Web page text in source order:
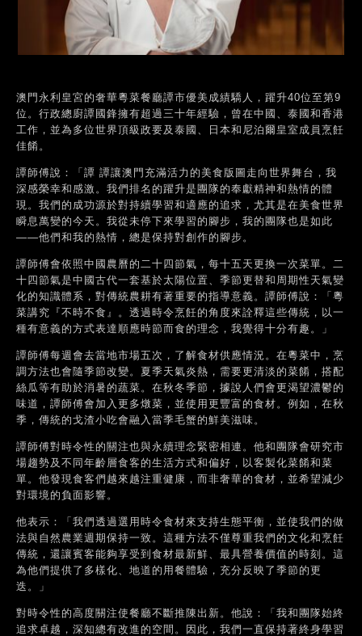
澳門永利皇宮的奢華粵菜餐廳譚市優美成績驕人，躍升40位至第9
位。行政總廚譚國鋒擁有超過三十年經驗，曾在中國、泰國和香港
工作，並為多位世界頂級政要及泰國、日本和尼泊爾皇室成員烹飪
佳餚。
譚師傅說：「譚 譚讓澳門充滿活力的美食版圖走向世界舞台，我
深感榮幸和感激。我們排名的躍升是團隊的奉獻精神和熱情的體
現。我們的成功源於對持續學習和適應的追求，尤其是在美食世界
瞬息萬變的今天。我從未停下來學習的腳步，我的團隊也是如此
——他們和我的熱情，總是保持對創作的腳步。
譚師傅會依照中國農曆的二十四節氣，每十五天更換一次菜單。二
十四節氣是中國古代一套基於太陽位置、季節更替和周期性天氣變
化的知識體系，對傳統農耕有著重要的指導意義。譚師傅說：「粵
菜講究『不時不食』。透過時令烹飪的角度來詮釋這些傳統，以一
種有意義的方式表達順應時節而食的理念，我覺得十分有趣。」
譚師傅每週會去當地市場五次，了解食材供應情況。在粵菜中，烹
調方法也會隨季節改變。夏季天氣炎熱，需要更清淡的菜餚，搭配
絲瓜等有助於消暑的蔬菜。在秋冬季節，據說人們會更渴望濃鬱的
味道，譚師傅會加入更多燉菜，並使用更豐富的食材。例如，在秋
季，傳統的戈渣小吃會融入當季毛蟹的鮮美滋味。
譚師傅對時令性的關注也與永續理念緊密相連。他和團隊會研究市
場趨勢及不同年齡層食客的生活方式和偏好，以客製化菜餚和菜
單。他發現食客們越來越注重健康，而非奢華的食材，並希望減少
對環境的負面影響。
他表示：「我們透過選用時令食材來支持生態平衡，並使我們的做
法與自然農業週期保持一致。這種方法不僅尊重我們的文化和烹飪
傳統，還讓賓客能夠享受到食材最新鮮、最具營養價值的時刻。這
為他們提供了多樣化、地道的用餐體驗，充分反映了季節的更
迭。」
對時令性的高度關注使餐廳不斷推陳出新。他說：「我和團隊始終
追求卓越，深知總有改進的空間。因此，我們一直保持著終身學習